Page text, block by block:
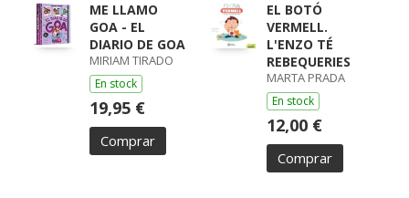
ME LLAMO
GOA - EL
DIARIO DE GOA
MIRIAM TIRADO
En stock
19,95 €
Comprar
EL BOTÓ
VERMELL.
L'ENZO TÉ
REBEQUERIES
MARTA PRADA
En stock
12,00 €
Comprar